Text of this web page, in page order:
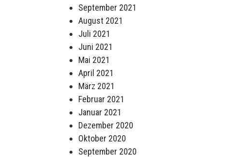
September 2021
August 2021
Juli 2021
Juni 2021
Mai 2021
April 2021
März 2021
Februar 2021
Januar 2021
Dezember 2020
Oktober 2020
September 2020